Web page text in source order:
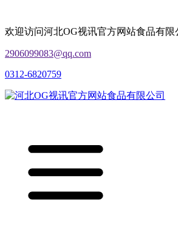
欢迎访问河北OG视讯官方网站食品有限
2906099083@qq.com
0312-6820759